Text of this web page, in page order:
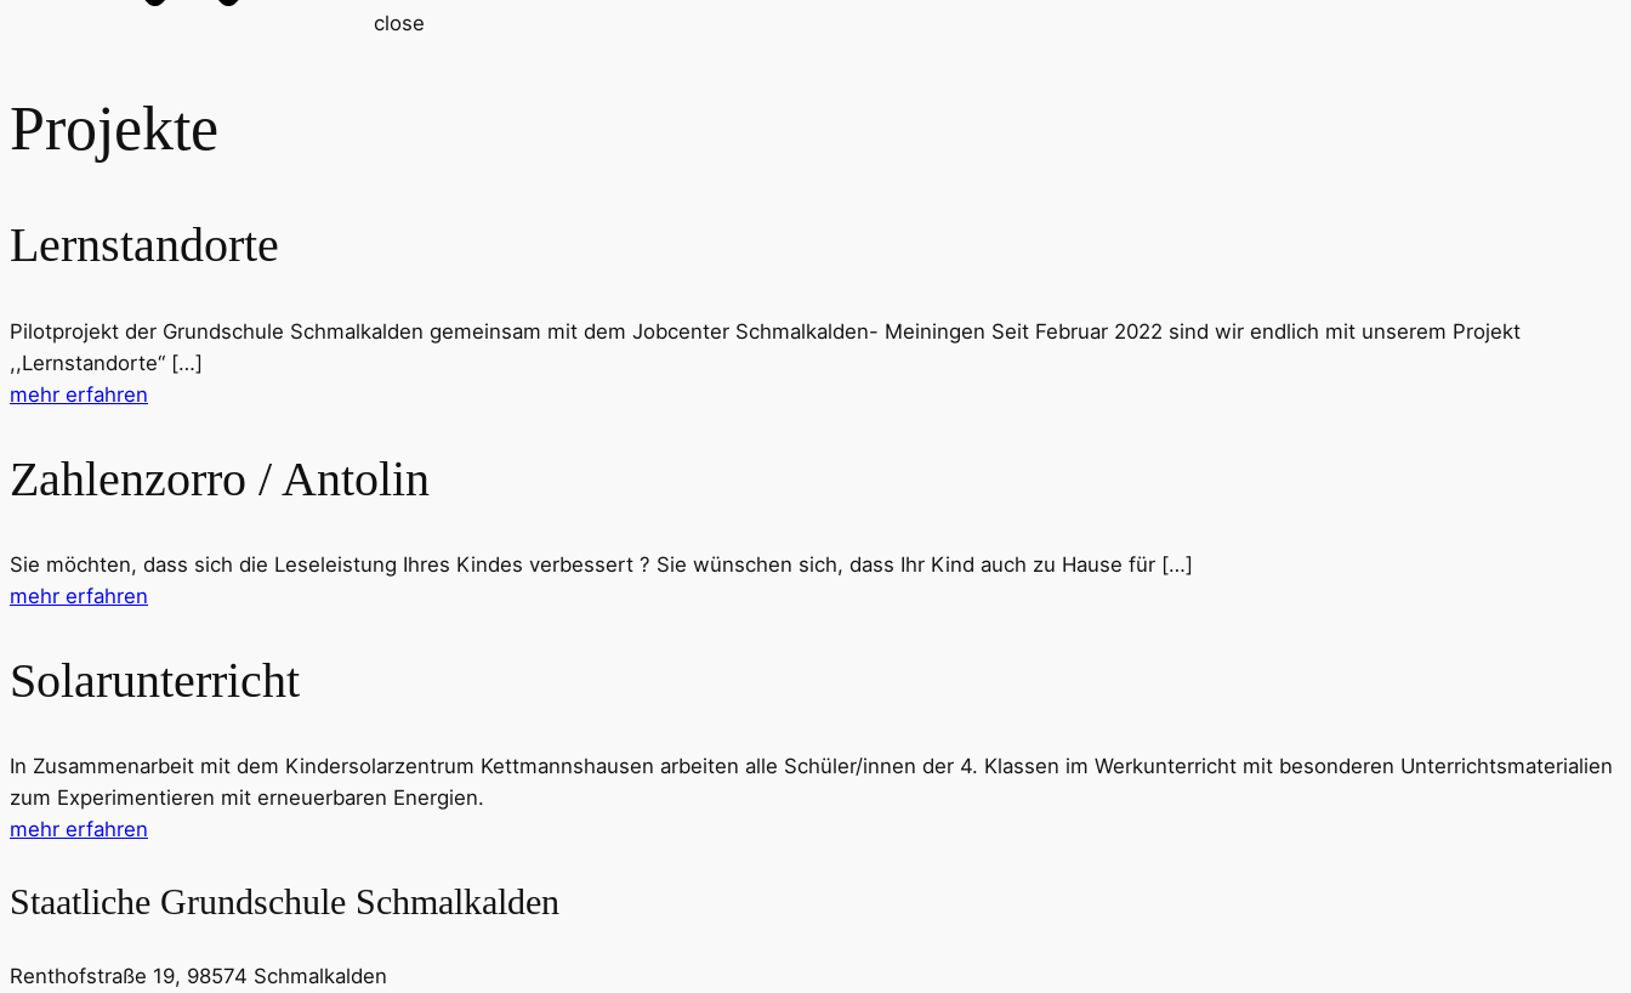
close
Projekte
Lernstandorte
Pilotprojekt der Grundschule Schmalkalden gemeinsam mit dem Jobcenter Schmalkalden- Meiningen Seit Februar 2022 sind wir endlich mit unserem Projekt
,,Lernstandorte“ […]
mehr erfahren
Zahlenzorro / Antolin
Sie möchten, dass sich die Leseleistung Ihres Kindes verbessert ? Sie wünschen sich, dass Ihr Kind auch zu Hause für […]
mehr erfahren
Solarunterricht
In Zusammenarbeit mit dem Kindersolarzentrum Kettmannshausen arbeiten alle Schüler/innen der 4. Klassen im Werkunterricht mit besonderen Unterrichtsmaterialien
zum Experimentieren mit erneuerbaren Energien.
mehr erfahren
Staatliche Grundschule Schmalkalden
Renthofstraße 19, 98574 Schmalkalden